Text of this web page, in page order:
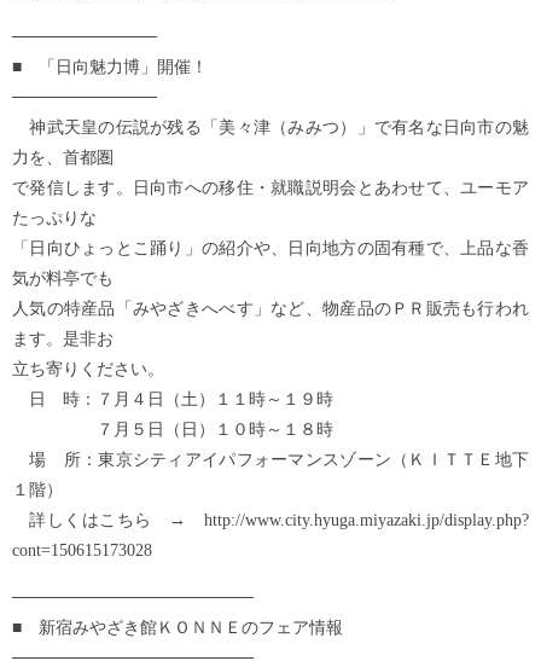
────────────
■ 「日向魅力博」開催！
────────────
神武天皇の伝説が残る「美々津（みみつ）」で有名な日向市の魅
力を、首都圏
で発信します。日向市への移住・就職説明会とあわせて、ユーモア
たっぷりな
「日向ひょっとこ踊り」の紹介や、日向地方の固有種で、上品な香
気が料亭でも
人気の特産品「みやざきへべす」など、物産品のＰＲ販売も行われ
ます。是非お
立ち寄りください。
日 時：７月４日（土）１１時～１９時
７月５日（日）１０時～１８時
場 所：東京シティアイパフォーマンスゾーン（ＫＩＴＴＥ地下
１階）
詳しくはこちら → http://www.city.hyuga.miyazaki.jp/display.php?
cont=150615173028
────────────────────
■ 新宿みやざき館ＫＯＮＮＥのフェア情報